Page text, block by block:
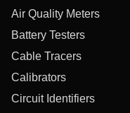
Air Quality Meters
Battery Testers
Cable Tracers
Calibrators
Circuit Identifiers